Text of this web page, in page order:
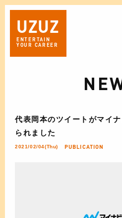
UZUZ
ENTERTAIN
YOUR CAREER
代表岡本のツイートがマイ
られました
2021/02/04(Thu) PUBLICATION